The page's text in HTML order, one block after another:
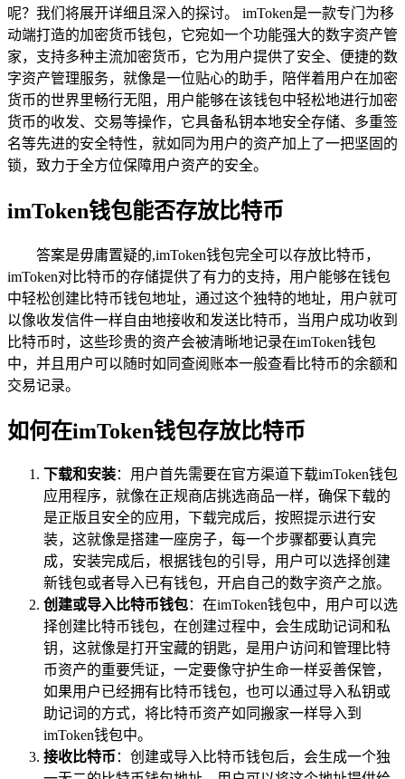
呢？我们将展开详细且深入的探讨。 imToken是一款专门为移
动端打造的加密货币钱包，它宛如一个功能强大的数字资产管
家，支持多种主流加密货币，它为用户提供了安全、便捷的数
字资产管理服务，就像是一位贴心的助手，陪伴着用户在加密
货币的世界里畅行无阻，用户能够在该钱包中轻松地进行加密
货币的收发、交易等操作，它具备私钥本地安全存储、多重签
名等先进的安全特性，就如同为用户的资产加上了一把坚固的
锁，致力于全方位保障用户资产的安全。
imToken钱包能否存放比特币
答案是毋庸置疑的,imToken钱包完全可以存放比特币，
imToken对比特币的存储提供了有力的支持，用户能够在钱包
中轻松创建比特币钱包地址，通过这个独特的地址，用户就可
以像收发信件一样自由地接收和发送比特币，当用户成功收到
比特币时，这些珍贵的资产会被清晰地记录在imToken钱包
中，并且用户可以随时如同查阅账本一般查看比特币的余额和
交易记录。
如何在imToken钱包存放比特币
下载和安装：用户首先需要在官方渠道下载imToken钱包
应用程序，就像在正规商店挑选商品一样，确保下载的
是正版且安全的应用，下载完成后，按照提示进行安
装，这就像是搭建一座房子，每一个步骤都要认真完
成，安装完成后，根据钱包的引导，用户可以选择创建
新钱包或者导入已有钱包，开启自己的数字资产之旅。
创建或导入比特币钱包：在imToken钱包中，用户可以选
择创建比特币钱包，在创建过程中，会生成助记词和私
钥，这就像是打开宝藏的钥匙，是用户访问和管理比特
币资产的重要凭证，一定要像守护生命一样妥善保管，
如果用户已经拥有比特币钱包，也可以通过导入私钥或
助记词的方式，将比特币资产如同搬家一样导入到
imToken钱包中。
接收比特币 ：创建或导入比特币钱包后，会生成一个独